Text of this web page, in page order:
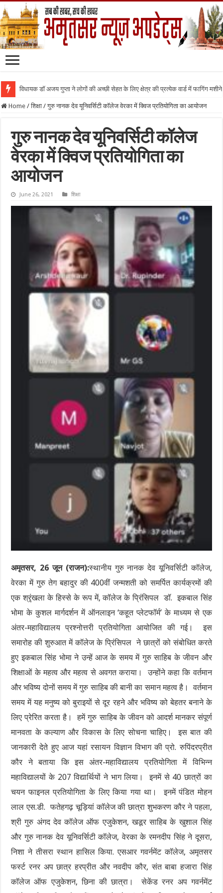
विधायक डॉ अजय गुप्ता ने लोगों की अच्छी सेहत के लिए क्षेत्र की प्रत्येक वार्ड में फागिंग मशीने
Home / शिक्षा / गुरु नानक देव यूनिवर्सिटी कॉलेज वेरका में क्विज प्रतियोगिता का आयोजन
गुरु नानक देव यूनिवर्सिटी कॉलेज
वेरका में क्विज प्रतियोगिता का
आयोजन
June 26, 2021 शिक्षा
अमृतसर, 26 जून (राजन):स्थानीय गुरु नानक देव यूनिवर्सिटी कॉलेज,
वेरका में गुरु तेग बहादुर की 400वीं जन्मशती को समर्पित कार्यक्रमों की
एक श्रृंखला के हिस्से के रूप में, कॉलेज के प्रिंसिपल डॉ. इकबाल सिंह
भोमा के कुशल मार्गदर्शन में ऑनलाइन ‘कहूत प्लेटफॉर्म’ के माध्यम से एक
अंतर-महाविद्यालय प्रश्नोत्तरी प्रतियोगिता आयोजित की गई। इस
समारोह की शुरुआत में कॉलेज के प्रिंसिपल ने छात्रों को संबोधित करते
हुए इकबाल सिंह भोमा ने उन्हें आज के समय में गुरु साहिब के जीवन और
शिक्षाओं के महत्व और महत्व से अवगत कराया। उन्होंने कहा कि वर्तमान
और भविष्य दोनों समय में गुरु साहिब की बानी का समान महत्व है। वर्तमान
समय में यह मनुष्य को बुराइयों से दूर रहने और भविष्य को बेहतर बनाने के
लिए प्रेरित करता है। हमें गुरु साहिब के जीवन को आदर्श मानकर संपूर्ण
मानवता के कल्याण और विकास के लिए सोचना चाहिए। इस बात की
जानकारी देते हुए आज यहां रसायन विज्ञान विभाग की प्रो. रुपिंदरप्रीत
कौर ने बताया कि इस अंतर-महाविद्यालय प्रतियोगिता में विभिन्न
महाविद्यालयों के 207 विद्यार्थियों ने भाग लिया। इनमें से 40 छात्रों का
चयन फाइनल प्रतियोगिता के लिए किया गया था। इनमें पंडित मोहन
लाल एस.डी. फतेहगढ़ चूड़ियां कॉलेज की छात्रा शुभकरण कौर ने पहला,
श्री गुरु अंगद देव कॉलेज ऑफ एजुकेशन, खडूर साहिब के खुशाल सिंह
और गुरु नानक देव यूनिवर्सिटी कॉलेज, वेरका के रमनदीप सिंह ने दूसरा,
निशा ने तीसरा स्थान हासिल किया. एसआर गवर्नमेंट कॉलेज, अमृतसर
फर्स्ट रनर अप छात्र हरप्रीत और नवदीप कौर, संत बाबा हजारा सिंह
कॉलेज ऑफ एजुकेशन, छिना की छात्रा। सेकेंड रनर अप गवर्नमेंट